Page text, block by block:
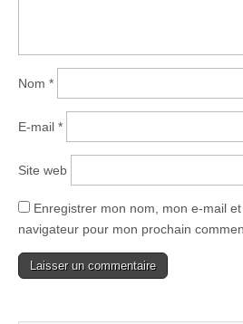
Nom *
E-mail *
Site web
Enregistrer mon nom, mon e-mail
navigateur pour mon prochain